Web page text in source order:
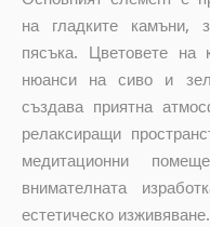
на гладките камъни,
пясъка. Цветовете на
нюанси на сиво и
създава приятна
релаксиращи
медитационни
внимателната
естетическо изживяване.